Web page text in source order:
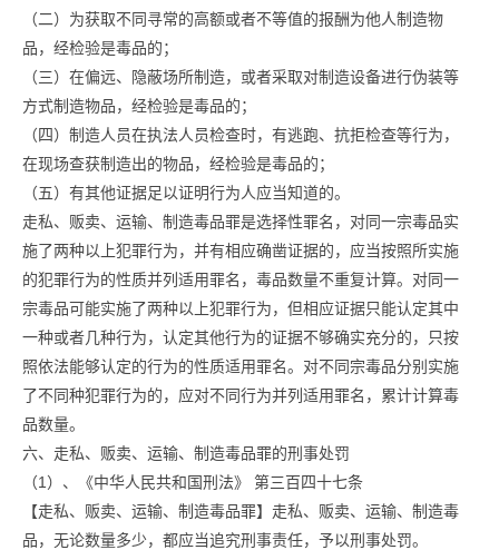
（二）为获取不同寻常的高额或者不等值的报酬为他人制造物
品，经检验是毒品的；
（三）在偏远、隐蔽场所制造，或者采取对制造设备进行伪装等
方式制造物品，经检验是毒品的；
（四）制造人员在执法人员检查时，有逃跑、抗拒检查等行为，
在现场查获制造出的物品，经检验是毒品的；
（五）有其他证据足以证明行为人应当知道的。
走私、贩卖、运输、制造毒品罪是选择性罪名，对同一宗毒品实
施了两种以上犯罪行为，并有相应确凿证据的，应当按照所实施
的犯罪行为的性质并列适用罪名，毒品数量不重复计算。对同一
宗毒品可能实施了两种以上犯罪行为，但相应证据只能认定其中
一种或者几种行为，认定其他行为的证据不够确实充分的，只按
照依法能够认定的行为的性质适用罪名。对不同宗毒品分别实施
了不同种犯罪行为的，应对不同行为并列适用罪名，累计计算毒
品数量。
六、走私、贩卖、运输、制造毒品罪的刑事处罚
（1）、《中华人民共和国刑法》 第三百四十七条
【走私、贩卖、运输、制造毒品罪】走私、贩卖、运输、制造毒
品，无论数量多少，都应当追究刑事责任，予以刑事处罚。